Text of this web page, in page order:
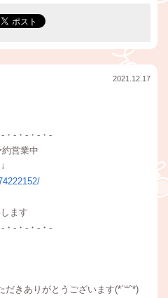
2021.12.17
・-・-・-・-
営業中
↓
ます
・-・-・-・-
きありがとうございます(*´꒳`*)